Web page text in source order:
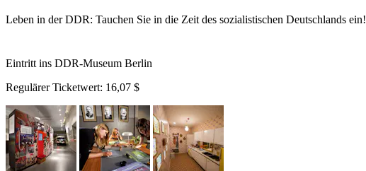
Leben in der DDR: Tauchen Sie in die Zeit des sozialistischen Deutschlands ein!
Eintritt ins DDR-Museum Berlin
Regulärer Ticketwert: 16,07 $